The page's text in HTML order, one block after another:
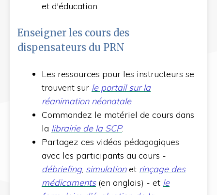
et d'éducation.
Enseigner les cours des
dispensateurs du PRN
Les ressources pour les instructeurs se
trouvent sur le portail sur la
réanimation néonatale.
Commandez le matériel de cours dans
la librairie de la SCP.
Partagez ces vidéos pédagogiques
avec les participants au cours -
débriefing, simulation et rinçage des
médicaments(en anglais) - et le